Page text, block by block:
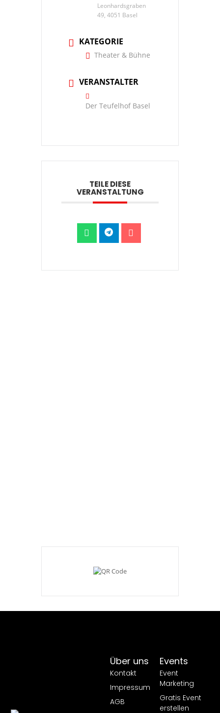
Leonhardsgraben
49, 4051 Basel
KATEGORIE
Theater & Bühne
VERANSTALTER
Der Teufelhof Basel
TEILE DIESE
VERANSTALTUNG
Events
Event
Marketing
Gratis Event
erstellen
Über uns
Kontakt
Impressum
AGB